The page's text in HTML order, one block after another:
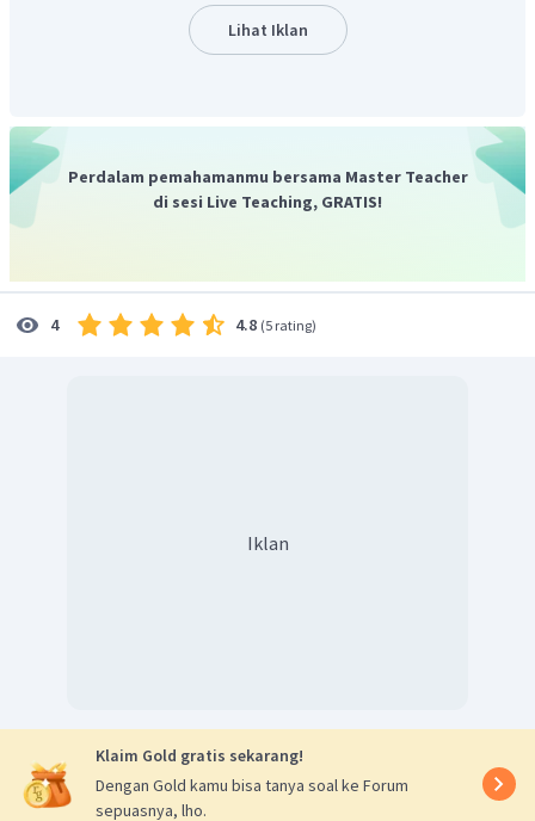
segitiga AUS siku-siku di U, dengan menggunakan teorema
Pythagoras maka panjang AS:
Dengan menggunakan konsep luas kesamaan segitiga AUS
Lihat Iklan
Perdalam pemahamanmu bersama Master Teacher
di sesi Live Teaching, GRATIS!
4 4.8 (5 rating)
Iklan
Klaim Gold gratis sekarang!
Dengan Gold kamu bisa tanya soal ke Forum
sepuasnya, lho.